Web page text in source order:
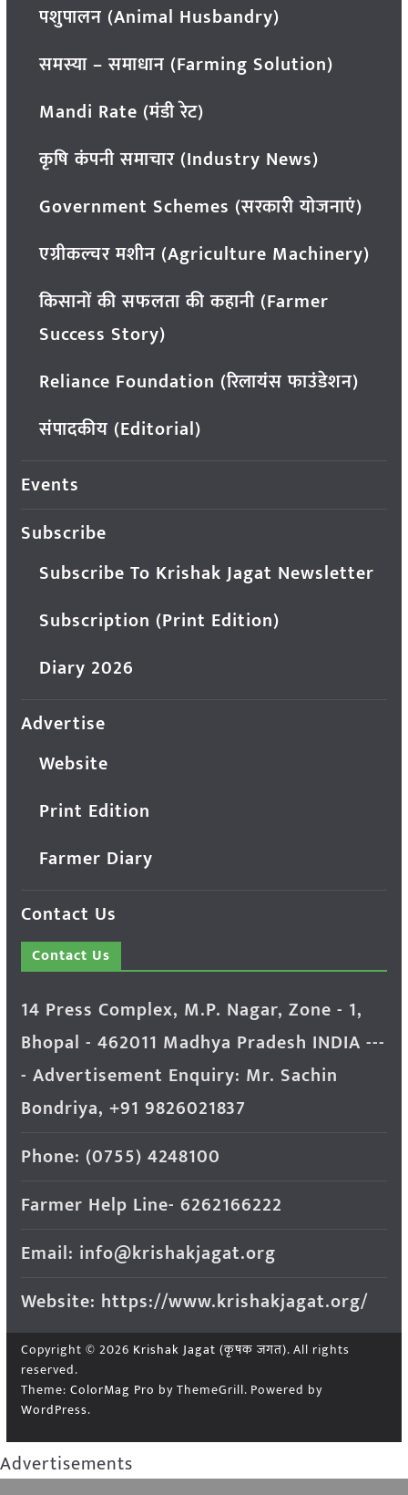
पशुपालन (Animal Husbandry)
समस्या – समाधान (Farming Solution)
Mandi Rate (मंडी रेट)
कृषि कंपनी समाचार (Industry News)
Government Schemes (सरकारी योजनाएं)
एग्रीकल्चर मशीन (Agriculture Machinery)
किसानों की सफलता की कहानी (Farmer
Success Story)
Reliance Foundation (रिलायंस फाउंडेशन)
संपादकीय (Editorial)
Events
Subscribe
Subscribe To Krishak Jagat Newsletter
Subscription (Print Edition)
Diary 2026
Advertise
Website
Print Edition
Farmer Diary
Contact Us
Contact Us
14 Press Complex, M.P. Nagar, Zone - 1,
Bhopal - 462011 Madhya Pradesh INDIA ---
- Advertisement Enquiry: Mr. Sachin
Bondriya, +91 9826021837
Phone: (0755) 4248100
Farmer Help Line- 6262166222
Email: info@krishakjagat.org
Website: https://www.krishakjagat.org/
Copyright © 2026 Krishak Jagat (कृषक जगत). All rights
reserved.
Theme: ColorMag Pro by ThemeGrill. Powered by
WordPress.
Advertisements